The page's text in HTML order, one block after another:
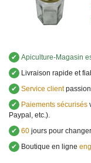
✔ Apiculture-Magasin
✔
Livraison rapide et
✔ Service client
✔
Paiements sécurisés
Paypal, etc.).
✔ 60 jours pour
✔
Boutique en ligne